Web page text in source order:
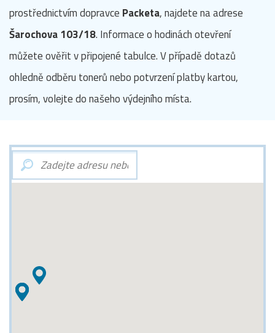
prostřednictvím dopravce Packeta, najdete na adrese
Šarochova 103/18. Informace o hodinách otevření
můžete ověřit v připojené tabulce. V případě dotazů
ohledně odběru tonerů nebo potvrzení platby kartou,
prosím, volejte do našeho výdejního místa.